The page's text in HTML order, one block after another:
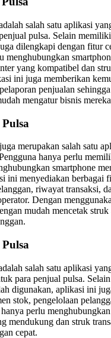
salah satu aplikasi
pulsa. Selain
dilengkapi dengan fitur
menghubungkan
yang kompatibel dan
ini juga memberikan
penjualan
mengatur bisnis
merupakan salah satu
hanya perlu
smartphone
ini menyediakan berbagai
riwayat transaksi,
Dengan
mudah mencetak
salah satu aplikasi
para penjual pulsa.
digunakan, aplikasi ini
stok, pengelolaan
perlu
mendukung dan struk
cepat.